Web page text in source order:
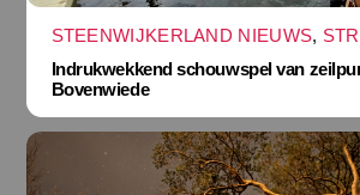
STEENWIJKERLAND NIEUWS,
Indrukwekkend schouwspel van
Bovenwiede